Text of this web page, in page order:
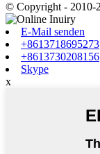
© Copyright - 2010-
E-Mail senden
+8613718695273
+8613730208156
Skype
x